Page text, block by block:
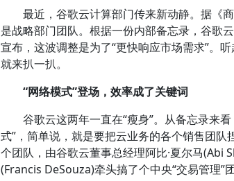
最近，谷歌云计算部门传来新动静。据《商
是战略部门团队。根据一份内部备忘录，谷歌
宣布，这波调整是为了“更快响应市场需求”。
就来扒一扒。
“网络模式”登场，效率成了关键词
谷歌云这两年一直在“瘦身”。从备忘录来看
式”，简单说，就是要把云业务的各个销售团
个团队，由谷歌云董事总经理阿比·夏尔马(Abi
(Francis DeSouza)牵头搞了个中央“交易管理”